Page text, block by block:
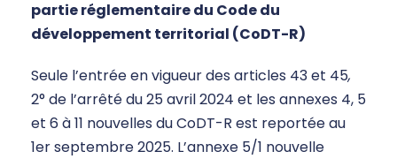
partie réglementaire du Code du
développement territorial (CoDT-R)
Seule l’entrée en vigueur des articles 43 et 45,
2° de l’arrêté du 25 avril 2024 et les annexes 4, 5
et 6 à 11 nouvelles du CoDT-R est reportée au
1er septembre 2025. L’annexe 5/1 nouvelle